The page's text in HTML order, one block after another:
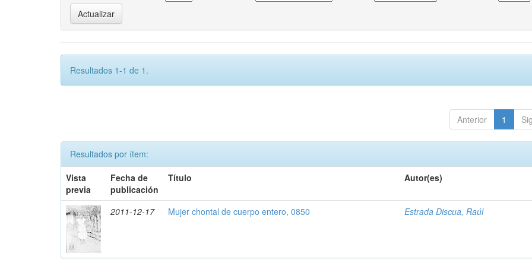
Resultados 1-1 de 1.
Anterior 1
Resultados por ítem:
Vista
previa
Fecha de
publicación
Título Autor(es)
2011-12-17 Mujer chontal de cuerpo entero, 0850 Estrada Discua, Raúl